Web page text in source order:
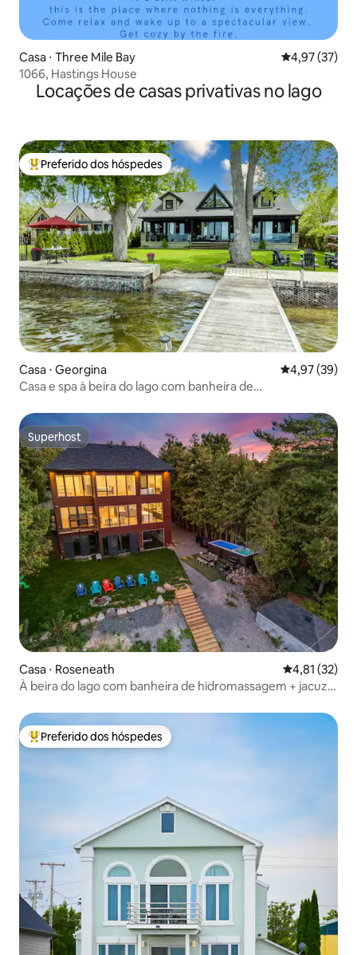
Casa ⋅ Three Mile Bay 4,97 de uma
4,97 (37)
1066, Hastings House
Locações de casas privativas no lago
Entre os melhores preferidos dos hóspedes
Preferido dos hóspedes
Casa ⋅ Georgina 4,97 de uma
4,97 (39)
Casa e spa à beira do lago com banheira de
Superhost
Superhost
Casa ⋅ Roseneath 4,81 de uma
4,81 (32)
À beira do lago com banheira de hidromassagem + jacuzzi
Entre os melhores preferidos dos hóspedes
Preferido dos hóspedes